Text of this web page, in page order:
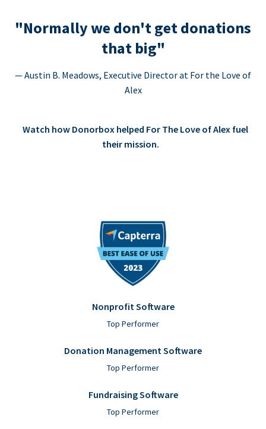
"Normally we don't get donations
that big"
— Austin B. Meadows, Executive Director at For the Love of
Alex
Watch how Donorbox helped For The Love of Alex fuel
their mission.
Nonprofit Software
Top Performer
Donation Management Software
Top Performer
Fundraising Software
Top Performer